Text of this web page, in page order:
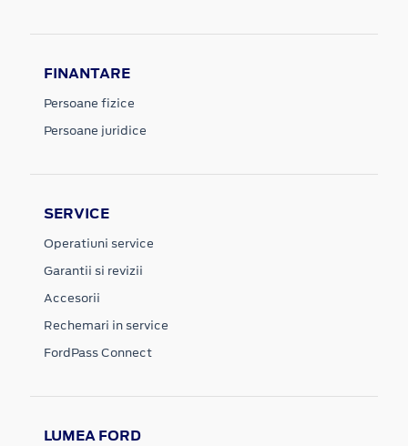
FINANTARE
Persoane fizice
Persoane juridice
SERVICE
Operatiuni service
Garantii si revizii
Accesorii
Rechemari in service
FordPass Connect
LUMEA FORD